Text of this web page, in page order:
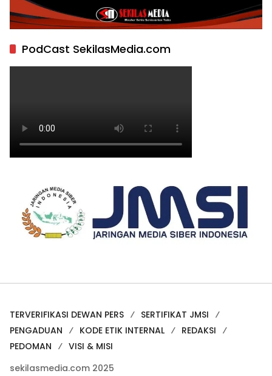
PodCast SekilasMedia.com
TERVERIFIKASI DEWAN PERS
SERTIFIKAT JMSI
PENGADUAN
KODE ETIK INTERNAL
REDAKSI
PEDOMAN
VISI & MISI
sekilasmedia.com 2025